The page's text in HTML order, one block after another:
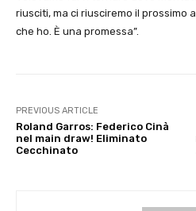
riusciti, ma ci riusciremo il prossimo
che ho. È una promessa”.
PREVIOUS ARTICLE
Roland Garros: Federico Cinà
nel main draw! Eliminato
Cecchinato